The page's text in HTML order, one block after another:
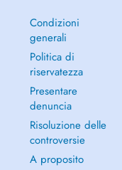
Condizioni
generali
Politica di
riservatezza
Presentare
denuncia
Risoluzione delle
controversie
A proposito